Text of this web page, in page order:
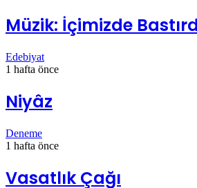
Müzik: İçimizde
Edebiyat
1 hafta önce
Niyâz
Deneme
1 hafta önce
Vasatlık Çağı